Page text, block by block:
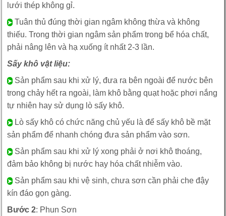
lưới thép không gỉ.
➤ Tuân thủ đúng thời gian ngâm không thừa và không
thiếu. Trong thời gian ngâm sản phẩm trong bể hóa chất,
phải nâng lên và hạ xuống ít nhất 2-3 lần.
Sấy khô vật liệu:
➤ Sản phẩm sau khi xử lý, đưa ra bên ngoài để nước bên
trong chảy hết ra ngoài, làm khô bằng quạt hoặc phơi nắng
tự nhiên hay sử dụng lò sấy khô.
➤ Lò sấy khô có chức năng chủ yếu là để sấy khô bề mặt
sản phẩm để nhanh chóng đưa sản phẩm vào sơn.
➤ Sản phẩm sau khi xử lý xong phải ở nơi khô thoáng,
đảm bảo không bị nước hay hóa chất nhiễm vào.
➤ Sản phẩm sau khi vệ sinh, chưa sơn cần phải che đậy
kín đáo gọn gàng.
Bước 2: Phun Sơn